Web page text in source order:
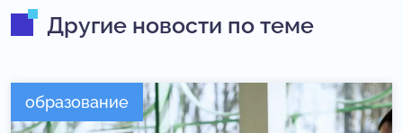
Другие новости по теме
образование